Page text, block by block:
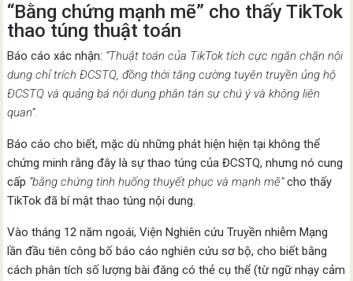
“Bằng chứng mạnh mẽ” cho thấy TikTok
thao túng thuật toán
Báo cáo xác nhận: “Thuật toán của TikTok tích cực ngăn chặn nội
dung chỉ trích ĐCSTQ, đồng thời tăng cường tuyên truyền ủng hộ
ĐCSTQ và quảng bá nội dung phân tán sự chú ý và không liên
quan”.
Báo cáo cho biết, mặc dù những phát hiện hiện tại không thể
chứng minh rằng đây là sự thao túng của ĐCSTQ, nhưng nó cung
cấp “bằng chứng tình huống thuyết phục và mạnh mẽ”cho thấy
TikTok đã bí mật thao túng nội dung.
Vào tháng 12 năm ngoái, Viện Nghiên cứu Truyền nhiễm Mạng
lần đầu tiên công bố báo cáo nghiên cứu sơ bộ, cho biết bằng
cách phân tích số lượng bài đăng có thẻ cụ thể (từ ngữ nhạy cảm